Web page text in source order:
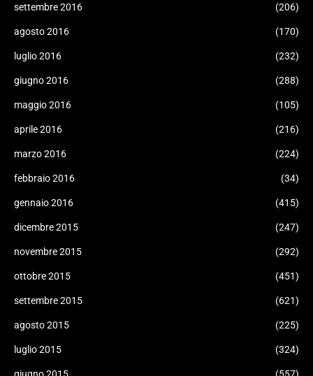
settembre 2016 (206)
agosto 2016 (170)
luglio 2016 (232)
giugno 2016 (288)
maggio 2016 (105)
aprile 2016 (216)
marzo 2016 (224)
febbraio 2016 (34)
gennaio 2016 (415)
dicembre 2015 (247)
novembre 2015 (292)
ottobre 2015 (451)
settembre 2015 (621)
agosto 2015 (225)
luglio 2015 (324)
giugno 2015 (557)